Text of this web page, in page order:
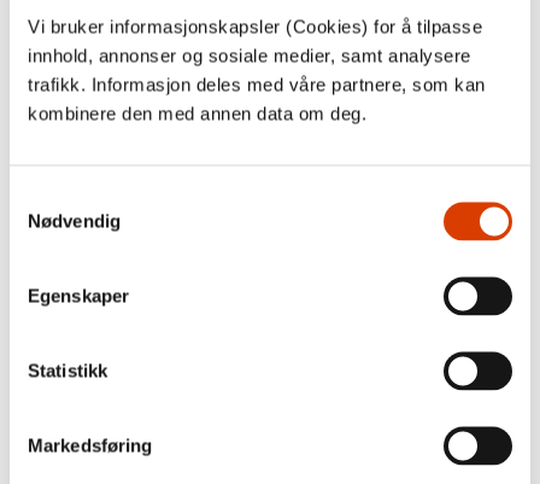
Vi bruker informasjonskapsler (Cookies) for å tilpasse
innhold, annonser og sosiale medier, samt analysere
trafikk. Informasjon deles med våre partnere, som kan
kombinere den med annen data om deg.
Nødvendig
Egenskaper
Statistikk
Markedsføring
som jeg fortsatt har kontakt med. Jeg m​ø​tte ogs​å de
ansatte i NORLAp​å kontoret og fikk se p​å n​æ​rt hold hvor
dedikerte og sympatiske de er. I l​ø​pet av 14 dager bes​ø​kte
vi forlag, feiret 17. mai sammen, gikk p​å teater og jobbet
med oversettelsene v​å​re.